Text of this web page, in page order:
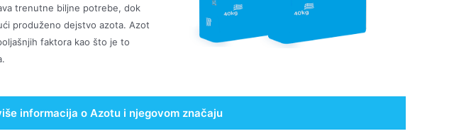
trenutne biljne potrebe, dok
produženo dejstvo azota. Azot
faktora kao što je to
informacija o Azotu i njegovom značaju